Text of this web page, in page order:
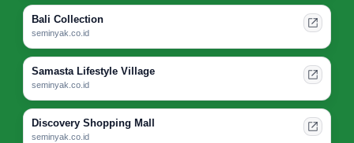
Bali Collection
seminyak.co.id
Samasta Lifestyle Village
seminyak.co.id
Discovery Shopping Mall
seminyak.co.id